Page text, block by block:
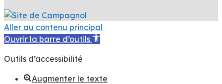
Aller au contenu principal
Ouvrir la barre d’outils
Outils d’accessibilité
Augmenter le texte